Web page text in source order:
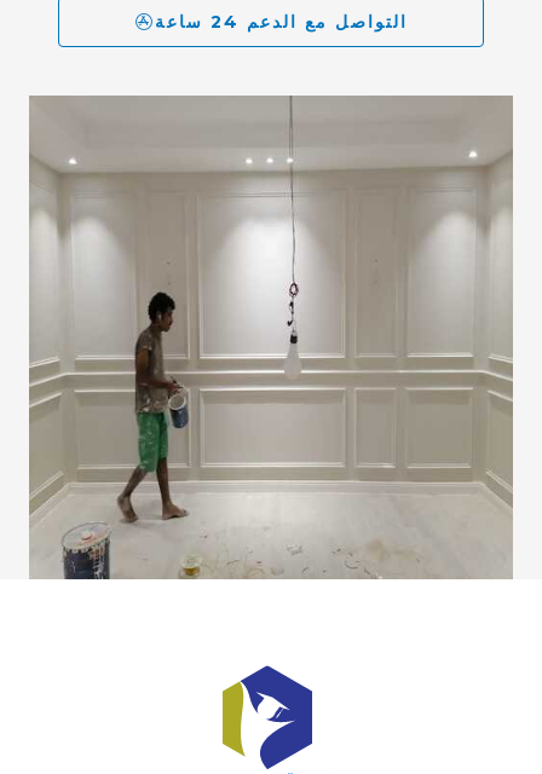
التواصل مع الدعم 24 ساعة